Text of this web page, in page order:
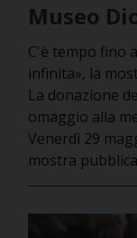
Museo
C'è tempo fino
infinita», la
La donazione
omaggio alla
Venerdì 29
mostra